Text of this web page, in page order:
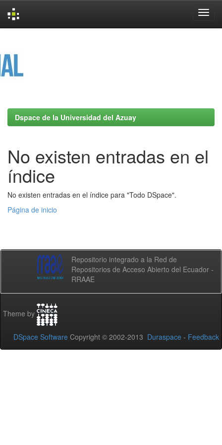
Dspace de la Universidad del Azuay
No existen entradas en el
índice
No existen entradas en el índice para "Todo DSpace".
Página de inicio
Repositorio integrado a la Red de
Repositorios de Acceso Abierto del Ecuador -
RRAAE
Theme by
DSpace Software Copyright © 2002-2013 Duraspace - Feedback